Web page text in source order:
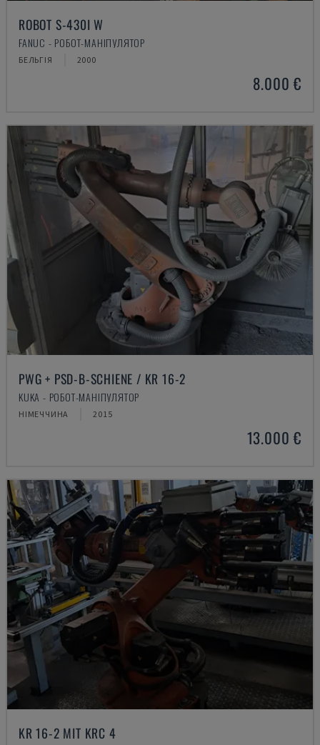
ROBOT S-430I W
FANUC - РОБОТ-МАНІПУЛЯТОР
БЕЛЬГІЯ 2000
8.000 €
PWG + PSD-B-SCHIENE / KR 16-2
KUKA - РОБОТ-МАНІПУЛЯТОР
НІМЕЧЧИНА 2015
13.000 €
KR 16-2 MIT KRC 4